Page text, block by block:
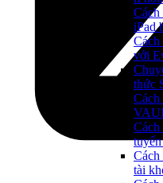
Cách
iPad
Cách
với
thức
Cách
Cách
Cách
tài